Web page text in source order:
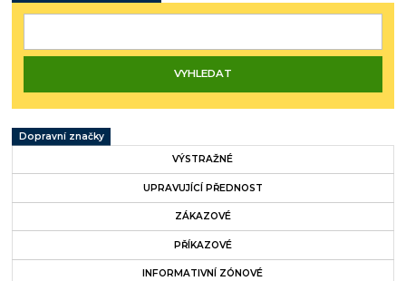
Dopravní značky
VÝSTRAŽNÉ
UPRAVUJÍCÍ PŘEDNOST
ZÁKAZOVÉ
PŘÍKAZOVÉ
INFORMATIVNÍ ZÓNOVÉ